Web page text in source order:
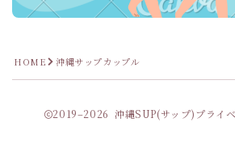
HOME 沖縄サップカップル
2019–2026 沖縄SUP(サップ)プライ